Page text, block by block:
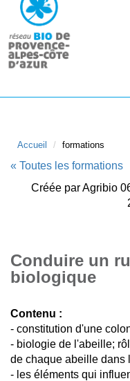
Accueil formations
« Toutes les formations
Créée par Agribio
Conduire un
biologique
Contenu :
- constitution d'une
- biologie de l'abeille;
de chaque abeille dans
- les éléments qui